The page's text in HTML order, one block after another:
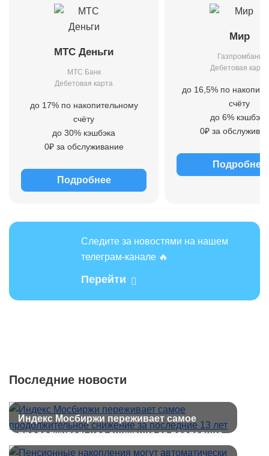
МТС Деньги
МТС Банк
Дебетовая карта
до 17% по накопительному
счёту
до 30% кэшбэка
0₽ за обслуживание
Подробнее
Мир
Газпромбанк
Дебетовая карта
до 16,5% по
счёту
до 6% кэшбэка
0₽ за
Подробнее
Следите за новостями на нашем
телеграм-канале 🔥
Перейти
Последние новости
Индекс Мосбиржи переживает самое
продолжительное снижение за последние
13 лет